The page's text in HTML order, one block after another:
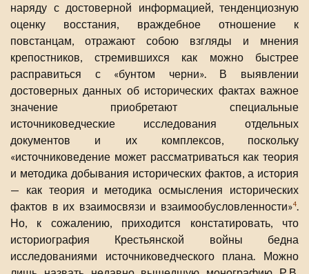
наряду с достоверной информацией, тенденциозную
оценку восстания, враждебное отношение к
повстанцам, отражают собою взгляды и мнения
крепостников, стремившихся как можно быстрее
расправиться с «бунтом черни». В выявлении
достоверных данных об исторических фактах важное
значение приобретают специальные
источниковедческие исследования отдельных
документов и их комплексов, поскольку
«источниковедение может рассматриваться как теория
и методика добывания исторических фактов, а история
— как теория и методика осмысления исторических
фактов в их взаимосвязи и взаимообусловленности»4.
Но, к сожалению, приходится констатировать, что
историография Крестьянской войны бедна
исследованиями источниковедческого плана. Можно